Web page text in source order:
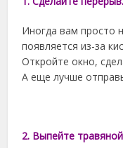
Иногда вам просто
появляется из-за
Откройте окно,
А еще лучше
2. Выпейте